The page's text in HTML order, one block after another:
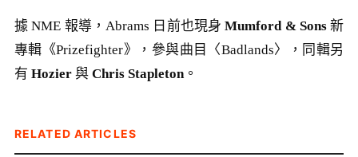
據 NME 報導，Abrams 日前也現身Mumford & Sons新
專輯《Prizefighter》，參與曲目〈Badlands〉，同輯另
有 Hozier 與 Chris Stapleton。
RELATED ARTICLES